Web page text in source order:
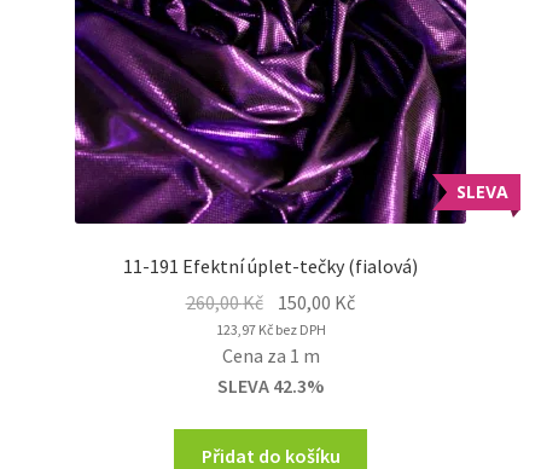
SLEVA
11-191 Efektní úplet-tečky (fialová)
260,00Kč Original
price
was:
260,00 Kč.
150,00 KčCurrent
123,97 Kčbez DPH
Cena za 1 m
SLEVA 42.3%
Přidat do košíku